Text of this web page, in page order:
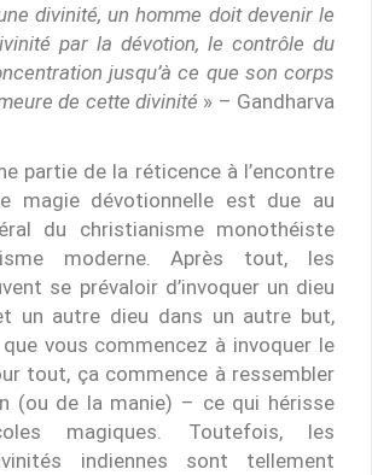
divinité, un homme doit devenir le
par la dévotion, le contrôle du
jusqu’à ce que son corps
de cette divinité » – Gandharva
partie de la réticence à l’encontre
magie dévotionnelle est due au
du christianisme monothéiste
moderne. Après tout, les
se prévaloir d’invoquer un dieu
un autre dieu dans un autre but,
vous commencez à invoquer le
tout, ça commence à ressembler
(ou de la manie) – ce qui hérisse
magiques. Toutefois, les
indiennes sont tellement